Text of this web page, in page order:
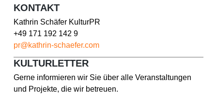
KONTAKT
Kathrin Schäfer KulturPR
+49 171 192 142 9
pr@kathrin-schaefer.com
KULTURLETTER
Gerne informieren wir Sie über alle Veranstaltungen
und Projekte, die wir betreuen.